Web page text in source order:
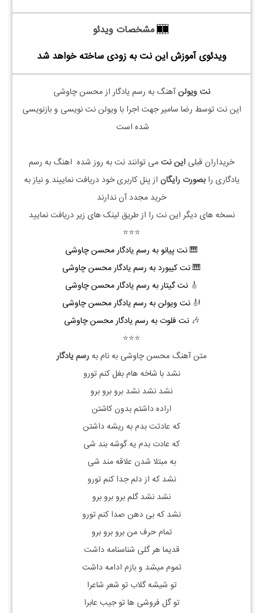
مشخصات ویدئو
ویدئوی آموزش این نت به زودی ساخته خواهد شد
نت ویولنآهنگ به رسم یادگار از محسن چاوشی
این نت توسط رضا سامیر جهت اجرا با ویولن نت نویسی و بازنویسی
شده است
خریداران قبلی این نتمی توانند نت به روز شده اهنگ به رسم
یادگاری رابصورت رایگان از پنل کاربری خود دریافت نماییند.و نیاز به
خرید مجدد آن ندارند
نسخه های دیگر این نت را از طریق لینک های زیر دریافت نمایید
⭐⭐⭐
🎹نت پیانو به رسم یادگار محسن چاوشی
🎹نت کیبورد به رسم یادگار محسن چاوشی
🎸نت گیتار به رسم یادگار محسن چاوشی
🎻 نت ویولن به رسم یادگار محسن چاوشی
🎶نت فلوت به رسم یادگار محسن چاوشی
⭐⭐⭐
متن آهنگ محسن چاوشی به نام بهرسم یادگار
نشد با شاخه هام بغل کنم تورو
نشد نشد نشد برو برو برو
اراده داشتم بدون کاشتن
که عادتت بدم به ریشه داشتن
که عادت بدم یه گوشه بند شی
به مبتلا شدن علاقه مند شی
نشد که از دلم جدا کنم تورو
نشد نشد گلم برو برو برو
نشد که بی دهن صدا کنم تورو
تمام حرف من برو برو برو
قدیما هر گلی شناسنامه داشت
تموم میشد و بازم ادامه داشت
تو شیشه گلاب تو شعر شاعرا
تو گل فروشی ها تو جیب عابرا